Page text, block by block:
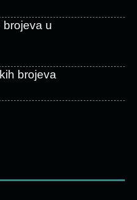
brojeva u
brojeva